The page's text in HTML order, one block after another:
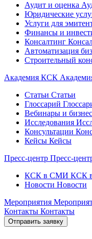
Аудит и оценка
Юридические
Услуги для
Финансы и
Консалтинг
Автоматизация
Строительный
Академия КСК
Статьи Статьи
Глоссарий
Вебинары и
Исследования
Консультации
Кейсы Кейсы
Пресс-центр Пресс-
КСК в СМИ КСК
Новости Новости
Мероприятия
Контакты Контакты
Отправить заявку